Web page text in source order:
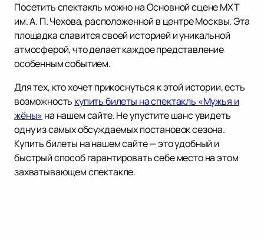
Посетить спектакль можно на Основной сцене МХТ
им. А. П. Чехова, расположенной в центре Москвы. Эта
площадка славится своей историей и уникальной
атмосферой, что делает каждое представление
особенным событием.
Для тех, кто хочет прикоснуться к этой истории, есть
возможность купить билеты на спектакль «Мужья и
жёны» на нашем сайте. Не упустите шанс увидеть
одну из самых обсуждаемых постановок сезона.
Купить билеты на нашем сайте — это удобный и
быстрый способ гарантировать себе место на этом
захватывающем спектакле.